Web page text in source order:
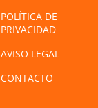
POLÍTICA DE
PRIVACIDAD
AVISO LEGAL
CONTACTO